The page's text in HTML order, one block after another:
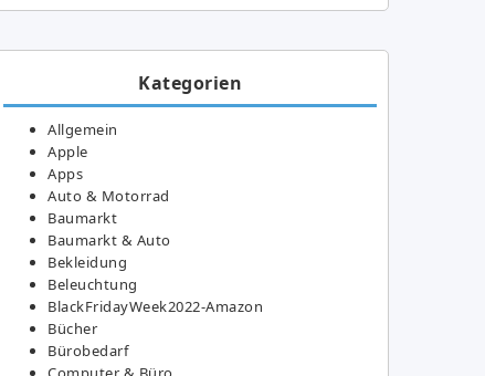
Kategorien
Allgemein
Apple
Apps
Auto & Motorrad
Baumarkt
Baumarkt & Auto
Bekleidung
Beleuchtung
BlackFridayWeek2022-Amazon
Bücher
Bürobedarf